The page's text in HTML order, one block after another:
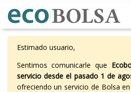
Estimado usuario,
Sentimos comunicarle que
servicio desde el pasado 1 de
ofreciendo un servicio de Bolsa